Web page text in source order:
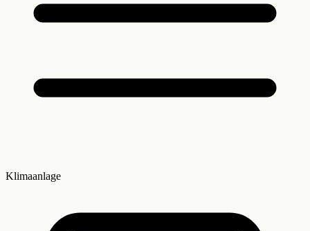
Klimaanlage